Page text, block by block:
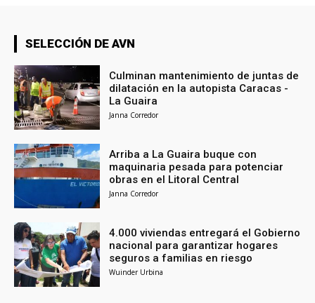
SELECCIÓN DE AVN
Culminan mantenimiento de juntas de
dilatación en la autopista Caracas -
La Guaira
Janna Corredor
Arriba a La Guaira buque con
maquinaria pesada para potenciar
obras en el Litoral Central
Janna Corredor
4.000 viviendas entregará el Gobierno
nacional para garantizar hogares
seguros a familias en riesgo
Wuinder Urbina